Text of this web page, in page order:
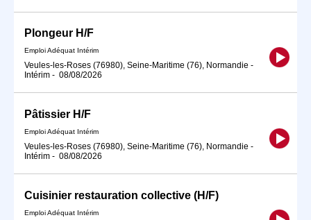
Plongeur H/F
Emploi Adéquat Intérim
Veules-les-Roses (76980), Seine-Maritime (76), Normandie -
Intérim - 08/08/2026
Pâtissier H/F
Emploi Adéquat Intérim
Veules-les-Roses (76980), Seine-Maritime (76), Normandie -
Intérim - 08/08/2026
Cuisinier restauration collective (H/F)
Emploi Adéquat Intérim